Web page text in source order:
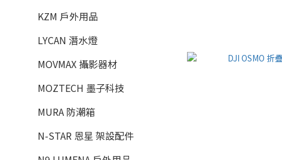
KZM 戶外用品
LYCAN 潛水燈
MOVMAX 攝影器材
MOZTECH 墨子科技
MURA 防潮箱
N-STAR 恩星 架設配件